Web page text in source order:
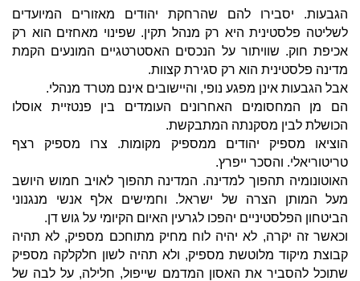
הגבעות. יסבירו להם שהרחקת יהודים מאזורים המיועדים
לשליטה פלסטינית היא רק מנהל תקין. שפינוי מאחזים הוא רק
אכיפת חוק. שוויתור על הנכסים האסטרטגיים המונעים הקמת
מדינה פלסטינית הוא רק סגירת קצוות.
אבל הגבעות אינן מפגע נופי, והיישובים אינם מטרד מנהלי.
הם מן המחסומים האחרונים העומדים בין פנטזיית אוסלו
הכושלת לבין מסקנתה המתבקשת.
הוציאו מספיק יהודים ממספיק מקומות. צרו מספיק רצף
טריטוריאלי. והסכר ייפרץ.
האוטונומיה תהפוך למדינה. המדינה תהפוך לאויב חמוש היושב
מעל המותן הצרה של ישראל. וחמישים אלף אנשי מנגנוני
הביטחון הפלסטיניים יהפכו לגרעין האיום הקיומי על גוש דן.
וכאשר זה יקרה, לא יהיה לוח מחיק מתוחכם מספיק, לא תהיה
קבוצת מיקוד מלוטשת מספיק, ולא תהיה לשון חלקלקה מספיק
שתוכל להסביר את האסון המדמם שייפול, חלילה, על לבה של